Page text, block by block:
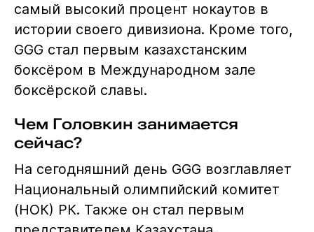
самый высокий процент нокаутов в
истории своего дивизиона. Кроме того,
GGG стал первым казахстанским
боксёром в Международном зале
боксёрской славы.
Чем Головкин занимается
сейчас?
На сегодняшний день GGG возглавляет
Национальный олимпийский комитет
(НОК) РК. Также он стал первым